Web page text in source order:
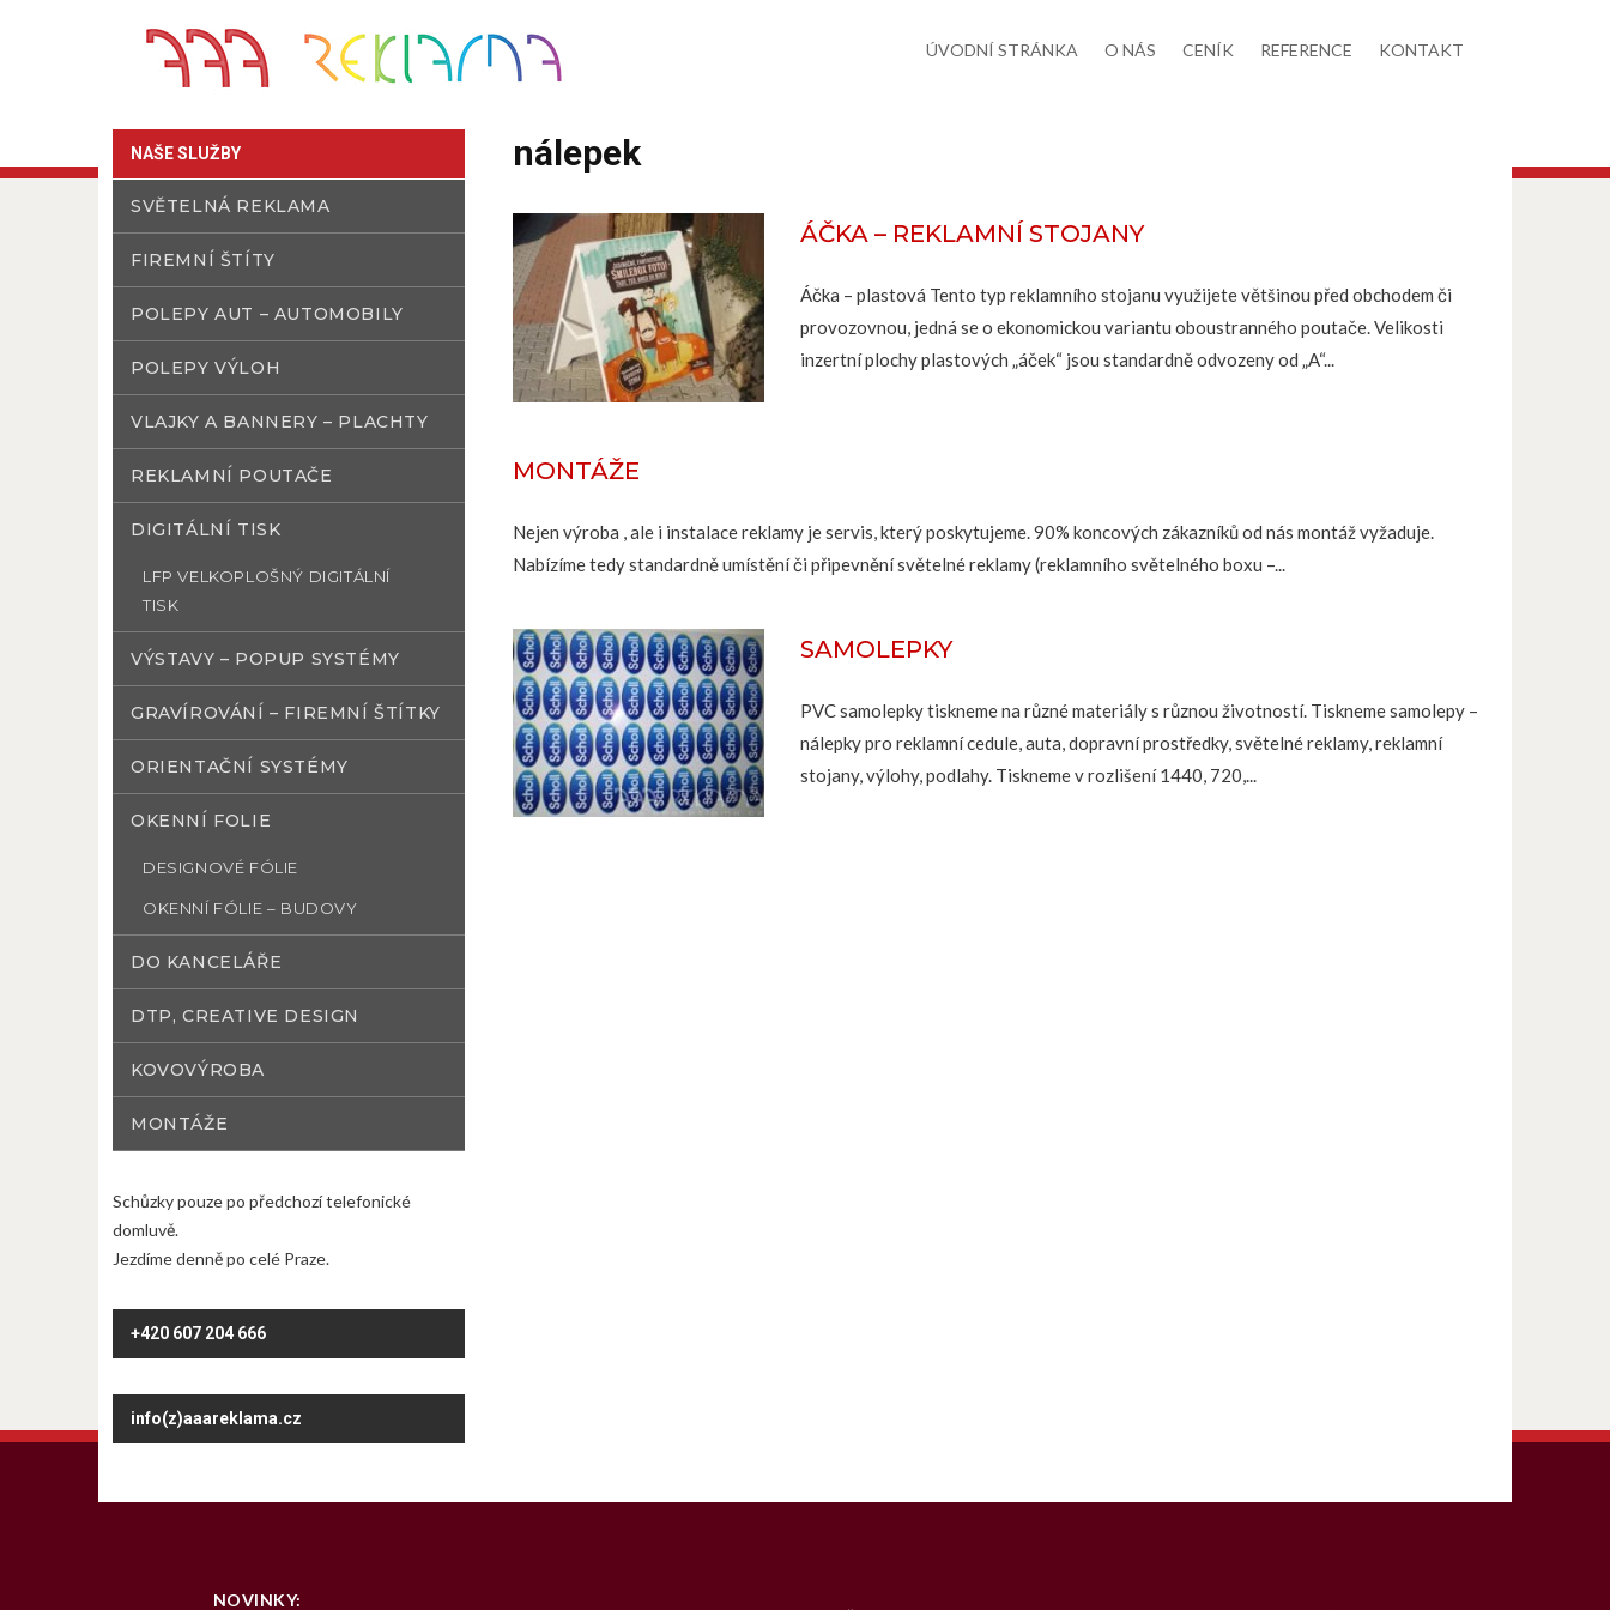
ÚVODNÍ STRÁNKA O NÁS CENÍK REFERENCE KONTAKT
nálepek
ÁČKA – REKLAMNÍ STOJANY
Áčka – plastová Tento typ reklamního stojanu využijete většinou před obchodem či
provozovnou, jedná se o ekonomickou variantu oboustranného poutače. Velikosti
inzertní plochy plastových „áček“ jsou standardně odvozeny od „A“...
MONTÁŽE
Nejen výroba , ale i instalace reklamy je servis, který poskytujeme. 90% koncových zákazníků od nás montáž vyžaduje.
Nabízíme tedy standardně umístění či připevnění světelné reklamy (reklamního světelného boxu –...
SAMOLEPKY
PVC samolepky tiskneme na různé materiály s různou životností. Tiskneme samolepy –
nálepky pro reklamní cedule, auta, dopravní prostředky, světelné reklamy, reklamní
stojany, výlohy, podlahy. Tiskneme v rozlišení 1440, 720,...
NAŠE SLUŽBY
SVĚTELNÁ REKLAMA
FIREMNÍ ŠTÍTY
POLEPY AUT – AUTOMOBILY
POLEPY VÝLOH
VLAJKY A BANNERY – PLACHTY
REKLAMNÍ POUTAČE
DIGITÁLNÍ TISK
LFP VELKOPLOŠNÝ DIGITÁLNÍ
TISK
VÝSTAVY – POPUP SYSTÉMY
GRAVÍROVÁNÍ – FIREMNÍ ŠTÍTKY
ORIENTAČNÍ SYSTÉMY
OKENNÍ FOLIE
DESIGNOVÉ FÓLIE
OKENNÍ FÓLIE – BUDOVY
DO KANCELÁŘE
DTP, CREATIVE DESIGN
KOVOVÝROBA
MONTÁŽE
Schůzky pouze po předchozí telefonické
domluvě.
Jezdíme denně po celé Praze.
+420 607 204 666
info(z)aaareklama.cz
NOVINKY: